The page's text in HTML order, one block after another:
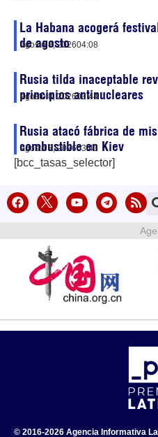
La Habana acogerá
de agosto
agosto 8, 202604:08
Rusia tilda inaceptable
principios antinucleares
agosto 8, 202603:44
Rusia atacó fábrica de
combustible en Kiev
agosto 8, 202603:43
[bcc_tasas_selector]
© 2016-2026 Agencia Informativa